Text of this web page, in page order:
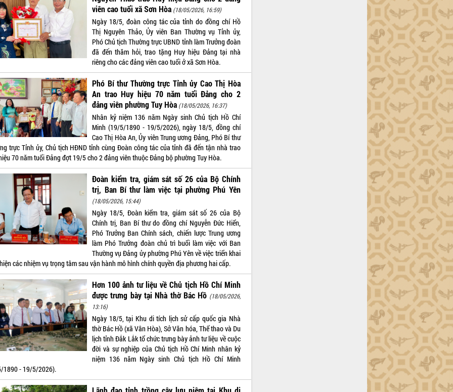
viên cao tuổi xã Sơn Hòa (18/05/2026, 16:59)
Ngày 18/5, đoàn công tác của tỉnh do đồng chí Hồ
Thị Nguyên Thảo, Ủy viên Ban Thường vụ Tỉnh ủy,
Phó Chủ tịch Thường trực UBND tỉnh làm Trưởng đoàn
đã đến thăm hỏi, trao tặng Huy hiệu Đảng tại nhà
riêng cho các đảng viên cao tuổi ở xã Sơn Hòa.
Phó Bí thư Thường trực Tỉnh ủy Cao Thị Hòa
An trao Huy hiệu 70 năm tuổi Đảng cho 2
đảng viên phường Tuy Hòa (18/05/2026, 16:37)
Nhân kỷ niệm 136 năm Ngày sinh Chủ tịch Hồ Chí
Minh (19/5/1890 - 19/5/2026), ngày 18/5, đồng chí
Cao Thị Hòa An, Ủy viên Trung ương Đảng, Phó Bí thư
trực Tỉnh ủy, Chủ tịch HĐND tỉnh cùng Đoàn công tác của tỉnh đã đến tận nhà trao
70 năm tuổi Đảng đợt 19/5 cho 2 đảng viên thuộc Đảng bộ phường Tuy Hòa.
Đoàn kiểm tra, giám sát số 26 của Bộ Chính
trị, Ban Bí thư làm việc tại phường Phú Yên
(18/05/2026, 15:44)
Ngày 18/5, Đoàn kiểm tra, giám sát số 26 của Bộ
Chính trị, Ban Bí thư do đồng chí Nguyễn Đức Hiển,
Phó Trưởng Ban Chính sách, chiến lược Trung ương
làm Phó Trưởng đoàn chủ trì buổi làm việc với Ban
Thường vụ Đảng ủy phường Phú Yên về việc triển khai
các nhiệm vụ trọng tâm sau vận hành mô hình chính quyền địa phương hai cấp.
Hơn 100 ảnh tư liệu về Chủ tịch Hồ Chí Minh
được trưng bày tại Nhà thờ Bác Hồ (18/05/2026,
13:16)
Ngày 18/5, tại Khu di tích lịch sử cấp quốc gia Nhà
thờ Bác Hồ (xã Vân Hòa), Sở Văn hóa, Thể thao và Du
lịch tỉnh Đắk Lắk tổ chức trưng bày ảnh tư liệu về cuộc
đời và sự nghiệp của Chủ tịch Hồ Chí Minh nhân kỷ
niệm 136 năm Ngày sinh Chủ tịch Hồ Chí Minh
1890 - 19/5/2026).